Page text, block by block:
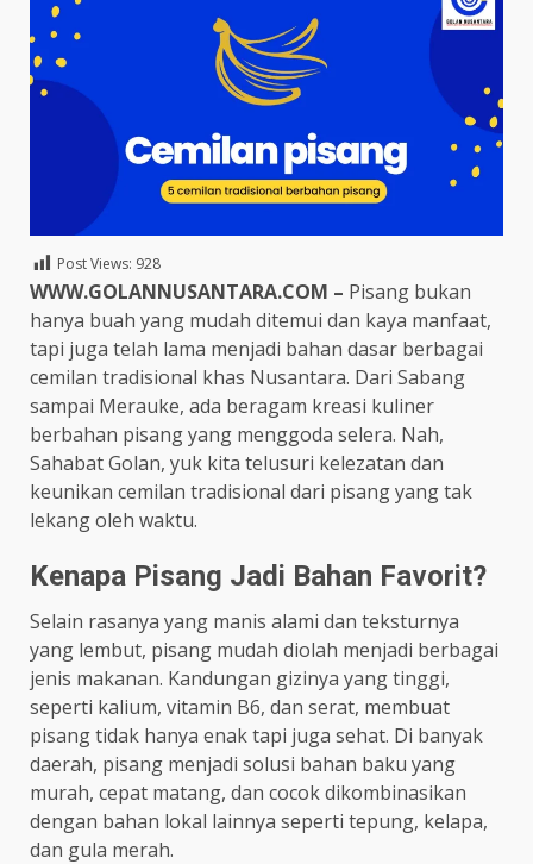
Post Views: 928
WWW.GOLANNUSANTARA.COM – Pisang bukan
hanya buah yang mudah ditemui dan kaya manfaat,
tapi juga telah lama menjadi bahan dasar berbagai
cemilan tradisional khas Nusantara. Dari Sabang
sampai Merauke, ada beragam kreasi kuliner
berbahan pisang yang menggoda selera. Nah,
Sahabat Golan, yuk kita telusuri kelezatan dan
keunikan cemilan tradisional dari pisang yang tak
lekang oleh waktu.
Kenapa Pisang Jadi Bahan Favorit?
Selain rasanya yang manis alami dan teksturnya
yang lembut, pisang mudah diolah menjadi berbagai
jenis makanan. Kandungan gizinya yang tinggi,
seperti kalium, vitamin B6, dan serat, membuat
pisang tidak hanya enak tapi juga sehat. Di banyak
daerah, pisang menjadi solusi bahan baku yang
murah, cepat matang, dan cocok dikombinasikan
dengan bahan lokal lainnya seperti tepung, kelapa,
dan gula merah.